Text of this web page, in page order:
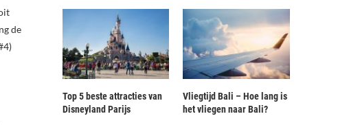
de
Top 5 beste attracties van
Disneyland Parijs
Vliegtijd Bali – Hoe lang is
het vliegen naar Bali?